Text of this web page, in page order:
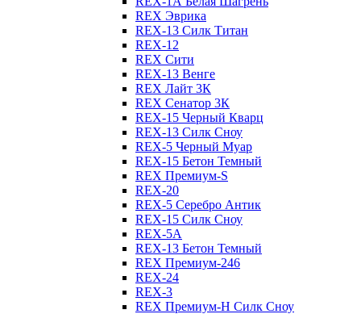
REX Эврика
REX-13 Силк Титан
REX-12
REX Сити
REX-13 Венге
REX Лайт 3К
REX Сенатор 3К
REX-15 Черный Кварц
REX-13 Силк Сноу
REX-5 Черный Муар
REX-15 Бетон Темный
REX Премиум-S
REX-20
REX-5 Серебро Антик
REX-15 Силк Сноу
REX-5А
REX-13 Бетон Темный
REX Премиум-246
REX-24
REX-3
REX Премиум-Н Силк Сноу